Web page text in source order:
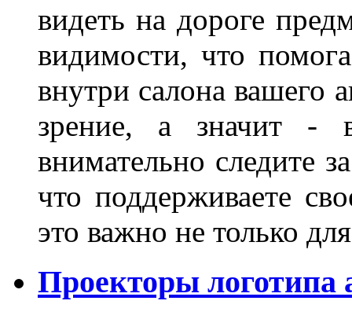
видеть на дороге
видимости, что
внутри салона вашего
зрение, а значит -
внимательно следите
что поддерживаете
это важно не только
Проекторы логотипа